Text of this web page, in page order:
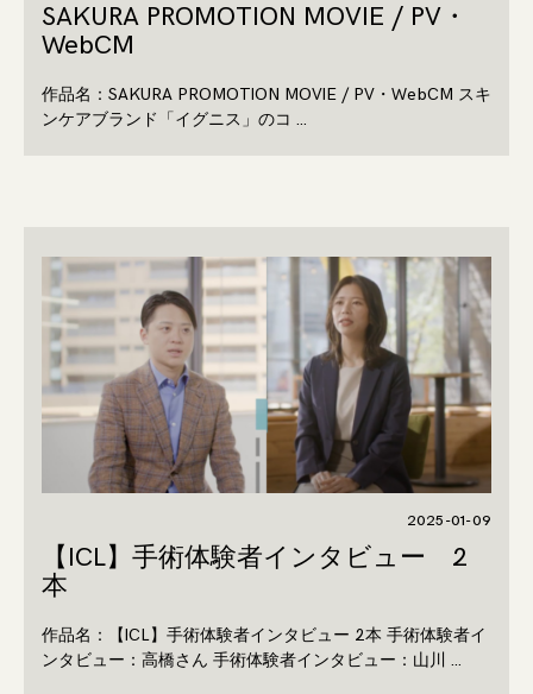
SAKURA PROMOTION MOVIE / PV・
WebCM
作品名：SAKURA PROMOTION MOVIE / PV・WebCM スキ
ンケアブランド「イグニス」のコ …
2025-01-09
【ICL】手術体験者インタビュー 2
本
作品名：【ICL】手術体験者インタビュー 2本 手術体験者イ
ンタビュー：高橋さん 手術体験者インタビュー：山川 …